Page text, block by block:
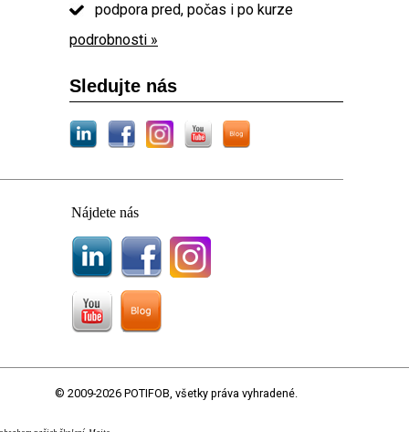
podpora pred, počas i po kurze
podrobnosti »
Sledujte nás
Nájdete nás
© 2009-2026 POTIFOB, všetky práva vyhradené.